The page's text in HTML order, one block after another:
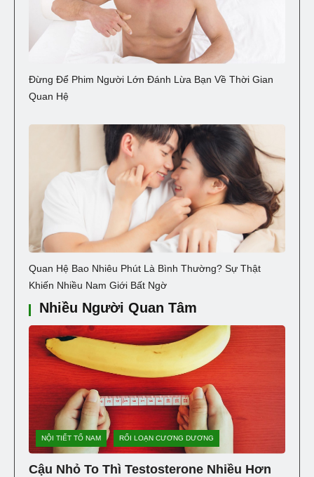
Đừng Để Phim Người Lớn Đánh Lừa Bạn Về Thời Gian
Quan Hệ
Quan Hệ Bao Nhiêu Phút Là Bình Thường? Sự Thật
Khiến Nhiều Nam Giới Bất Ngờ
Nhiều Người Quan Tâm
NỘI TIẾT TỐ NAM RỐI LOẠN CƯƠNG DƯƠNG
Cậu Nhỏ To Thì Testosterone Nhiều Hơn